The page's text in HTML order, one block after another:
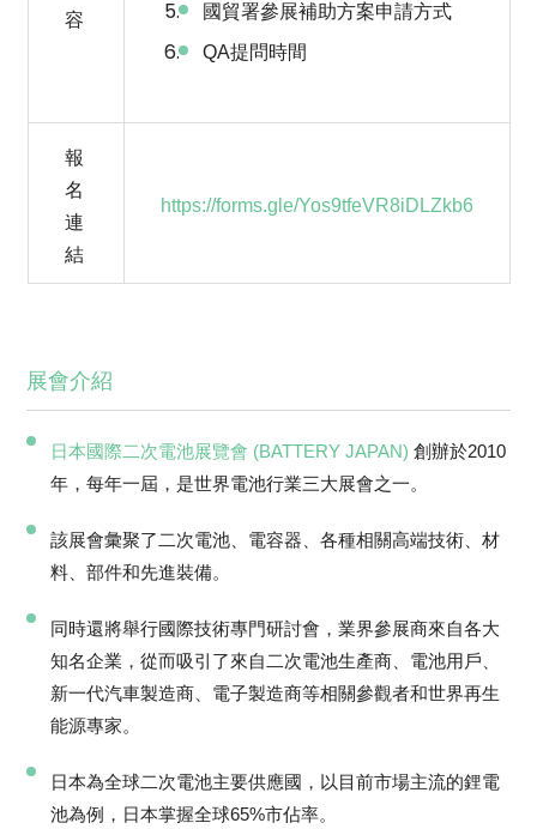
容
國貿署參展補助方案申請方式
QA提問時間
報
名
連
結
https://forms.gle/Yos9tfeVR8iDLZkb6
展會介紹
日本國際二次電池展覽會 (BATTERY JAPAN)創辦於2010
年，每年一屆，是世界電池行業三大展會之一。
該展會彙聚了二次電池、電容器、各種相關高端技術、材
料、部件和先進裝備。
同時還將舉行國際技術專門研討會，業界參展商來自各大
知名企業，從而吸引了來自二次電池生產商、電池用戶、
新一代汽車製造商、電子製造商等相關參觀者和世界再生
能源專家。
日本為全球二次電池主要供應國，以目前市場主流的鋰電
池為例，日本掌握全球65%市佔率。